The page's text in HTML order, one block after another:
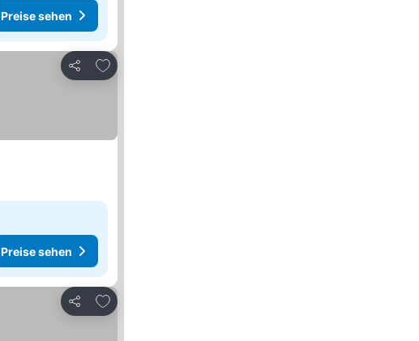
Preise sehen
Teilen
Zu Favoriten hinzufügen
Preise sehen
Teilen
Zu Favoriten hinzufügen